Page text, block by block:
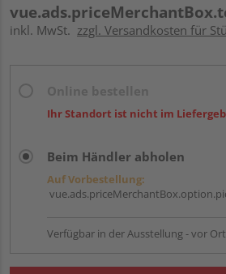
inkl. MwSt. zzgl. Versandkosten für
Ihr Standort ist nicht im
Beim Händler abholen
Auf Vorbestellung:
Verfügbar in der Ausstellung - vor